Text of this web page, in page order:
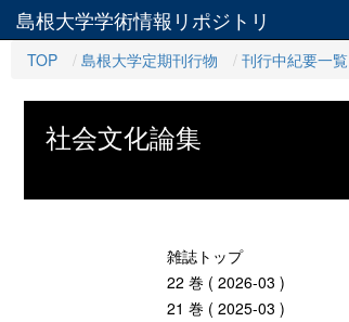
島根大学学術情報リポジトリ
TOP
島根大学定期刊行物 刊行中紀要一覧
社会文化論集
雑誌トップ
22 巻 ( 2026-03 )
21 巻 ( 2025-03 )